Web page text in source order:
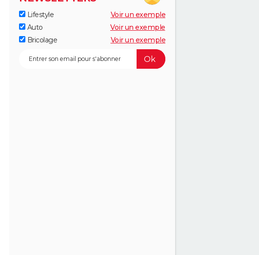
Lifestyle
Voir un exemple
Auto
Voir un exemple
Bricolage
Voir un exemple